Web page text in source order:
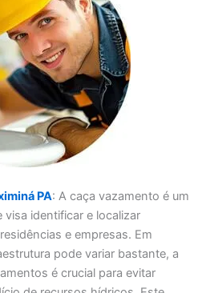
PA: A caça vazamento é um
visa identificar e localizar
e empresas. Em
pode variar bastante, a
é crucial para evitar